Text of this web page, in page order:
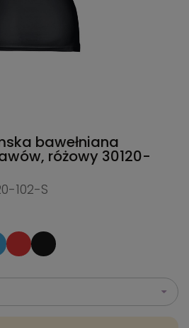
bawełniana
różowy 30120-
102-S